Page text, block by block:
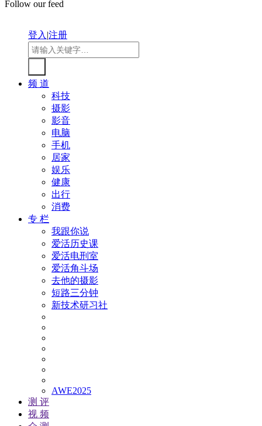
Follow our feed
登入|注册
频 道
科技
摄影
影音
电脑
手机
居家
娱乐
健康
出行
消费
专 栏
我跟你说
爱活历史课
爱活电刑室
爱活角斗场
去他的摄影
短路三分钟
新技术研习社
AWE2025
测 评
视 频